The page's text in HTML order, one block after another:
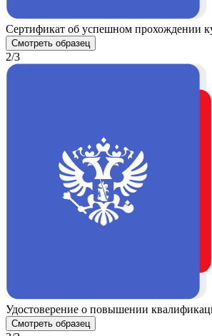
Сертификат об успешном прохождении
Смотреть образец
2/3
Удостоверение о повышении
Смотреть образец